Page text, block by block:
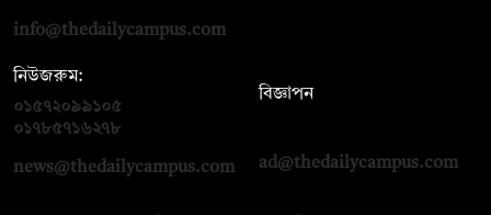
info@thedailycampus.com
নিউজরুম:
০১৫৭২০৯৯১০৫
০১৭৮৫৭১৬২৭৮
news@thedailycampus.com
বিজ্ঞাপন
ad@thedailycampus.com